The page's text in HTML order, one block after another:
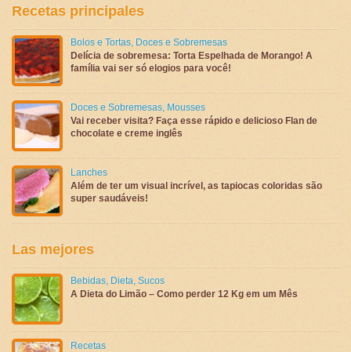
Recetas principales
Bolos e Tortas, Doces e Sobremesas
Delícia de sobremesa: Torta Espelhada de Morango! A
família vai ser só elogios para você!
Doces e Sobremesas, Mousses
Vai receber visita? Faça esse rápido e delicioso Flan de
chocolate e creme inglês
Lanches
Além de ter um visual incrível, as tapiocas coloridas são
super saudáveis!
Las mejores
Bebidas, Dieta, Sucos
A Dieta do Limão – Como perder 12 Kg em um Mês
Recetas